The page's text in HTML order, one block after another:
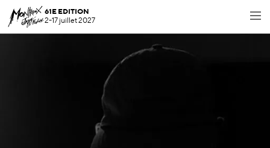
61E EDITION
2-17 juillet 2027